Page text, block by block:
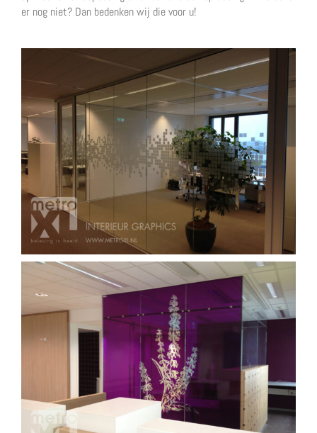
er nog niet? Dan bedenken wij die voor u!